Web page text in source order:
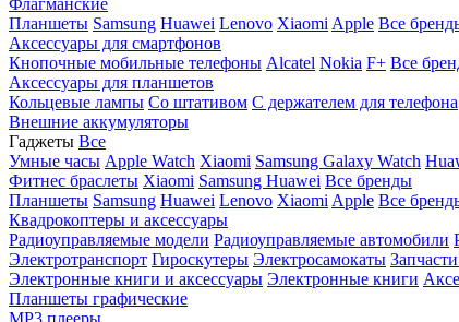
Флагманские
Планшеты Samsung Huawei Lenovo Xiaomi Apple Все
Аксессуары для смартфонов
Кнопочные мобильные телефоны Alcatel Nokia F+ Все
Аксессуары для планшетов
Кольцевые лампы Со штативом C держателем для телефона
Внешние аккумуляторы
Гаджеты Все
Умные часы Apple Watch Xiaomi Samsung Galaxy Watch
Фитнес браслеты Xiaomi Samsung Huawei Все бренды
Планшеты Samsung Huawei Lenovo Xiaomi Apple Все
Квадрокоптеры и аксессуары
Радиоуправляемые модели Радиоуправляемые автомобили
Электротранспорт Гироскутеры Электросамокаты
Электронные книги и аксессуары Электронные книги
Планшеты графические
MP3 плееры